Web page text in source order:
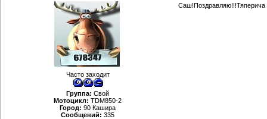
Часто заходит
Группа: Свой
Мотоцикл: TDM850-2
Город: 90 Кашира
Сообщений: 335